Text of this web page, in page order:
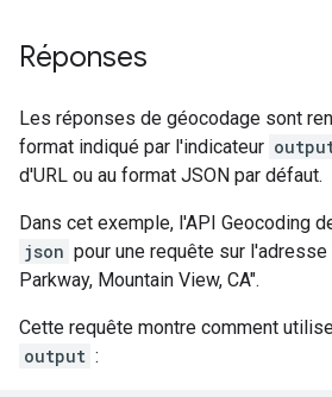
Réponses
Les réponses de géocodage sont
format indiqué par l'indicateur
d'URL ou au format JSON par défaut.
Dans cet exemple, l'API Geocoding
json pour une requête sur
Parkway, Mountain View, CA".
Cette requête montre comment
output :